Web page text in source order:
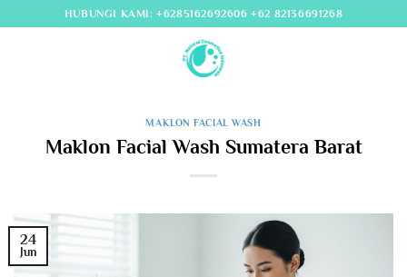
to
HUBUNGI KAMI: +6285162692606 +62 82136691268
MAKLON FACIAL WASH
Maklon Facial Wash Sumatera Barat
24
Jun